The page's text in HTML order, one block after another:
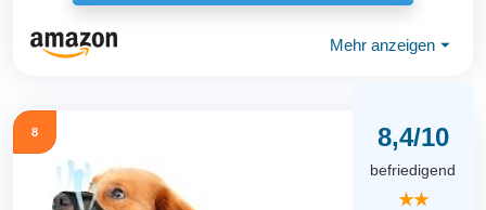
Mehr anzeigen ⏷
8 8,4/10
befriedigend
★★